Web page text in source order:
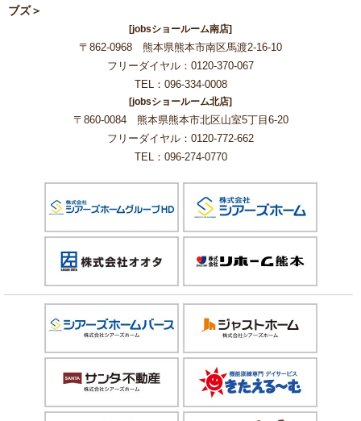
ブズ＞
[jobsショールーム南店]
〒862-0968 熊本県熊本市南区馬渡2-16-10
フリーダイヤル：0120-370-067
TEL：096-334-0008
[jobsショールーム北店]
〒860-0084 熊本県熊本市北区山室5丁目6-20
フリーダイヤル：0120-772-662
TEL：096-274-0770